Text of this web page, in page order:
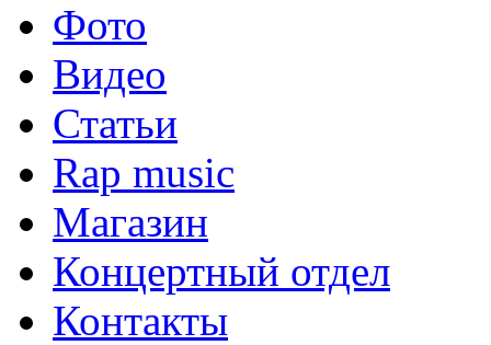
Фото
Видео
Статьи
Rap music
Магазин
Концертный отдел
Контакты